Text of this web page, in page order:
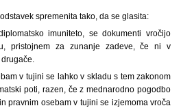
spremenita tako, da se glasita:
imuniteto, se dokumenti vročijo
pristojnem za zunanje zadeve, če ni v
v tujini se lahko v skladu s tem zakonom
poti, razen, če z mednarodno pogodbo
pravnim osebam v tujini se izjemoma vroča